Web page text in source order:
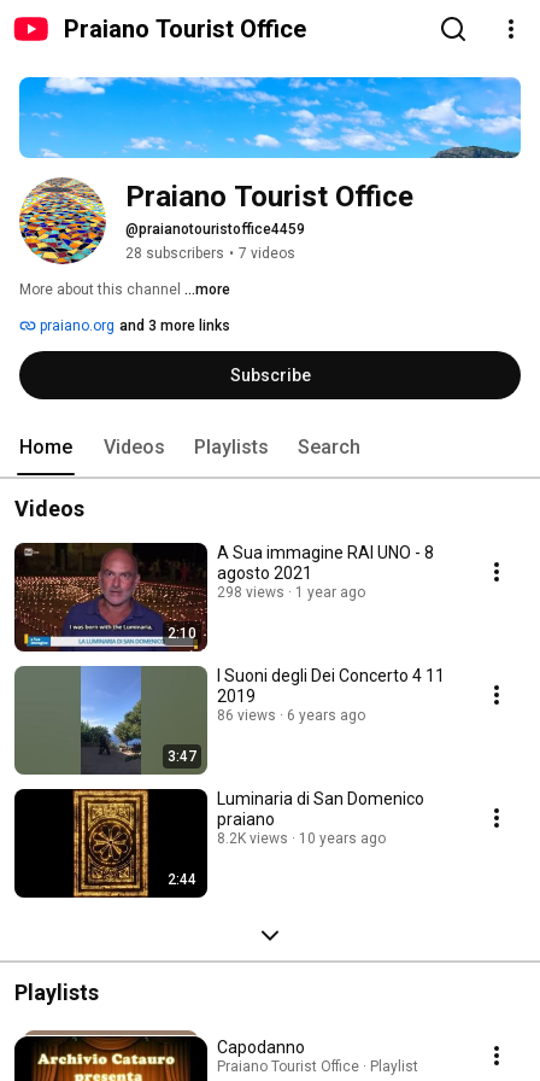
Praiano Tourist Office
Praiano Tourist Office
@praianotouristoffice4459
28 subscribers • 7 videos
More about this channel ...more
praiano.org and 3 more links
Subscribe
Home Videos Playlists Search
Videos
2:10
A Sua immagine RAI UNO - 8
agosto 2021
298 views 1 year ago
3:47
I Suoni degli Dei Concerto 4 11
2019
86 views 6 years ago
2:44
Luminaria di San Domenico
praiano
8.2K views 10 years ago
Playlists
Capodanno
Praiano Tourist Office · Playlist